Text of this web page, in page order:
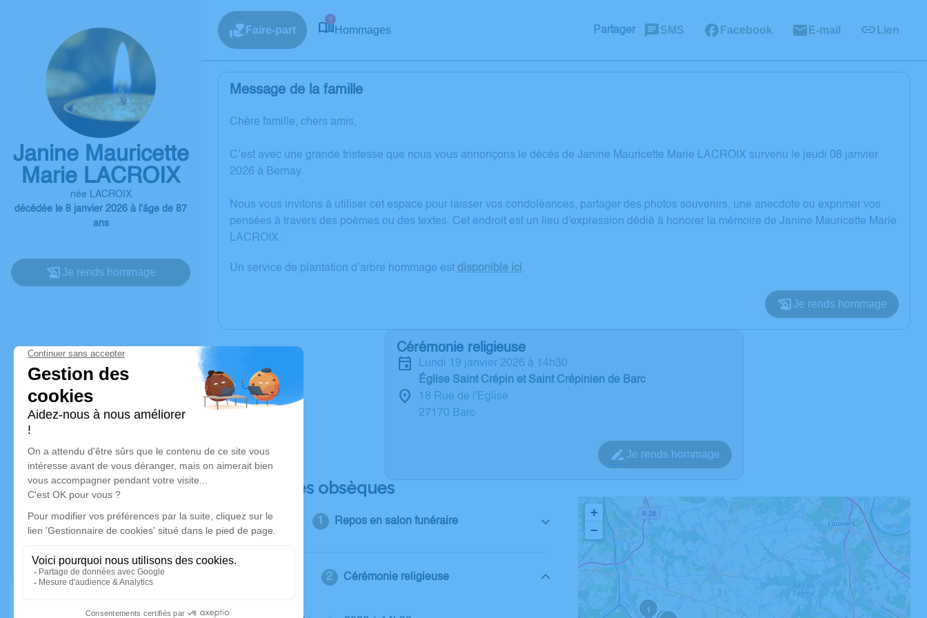
Janine Mauricette
Marie LACROIX
née LACROIX
décédée le 8 janvier 2026 à l'âge de 87
ans
Je rends hommage
Faire-part
4
Hommages Partager SMS Facebook E-mail Lien
Message de la famille
Chère famille, chers amis,
C’est avec une grande tristesse que nous vous annonçons le décès de Janine Mauricette Marie LACROIX survenu le jeudi 08 janvier
2026 à Bernay.
Nous vous invitons à utiliser cet espace pour laisser vos condoléances, partager des photos souvenirs, une anecdote ou exprimer vos
pensées à travers des poèmes ou des textes. Cet endroit est un lieu d'expression dédié à honorer la mémoire de Janine Mauricette Marie
LACROIX.
Un service de plantation d’arbre hommage est disponible ici .
Je rends hommage
Cérémonie religieuse
lundi 19 janvier 2026 à 14h30
Église Saint Crépin et Saint Crépinien de Barc
18 Rue de l'Eglise
27170 Barc
Je rends hommage
Déroulé des obsèques
Repos en salon funéraire
Cérémonie religieuse
1
+
−